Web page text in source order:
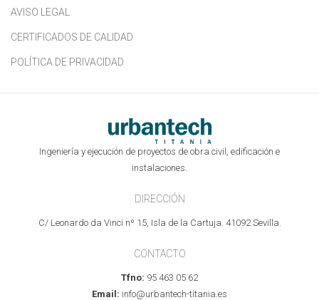
AVISO LEGAL
CERTIFICADOS DE CALIDAD
POLÍTICA DE PRIVACIDAD
Ingeniería y ejecución de proyectos de obra civil, edificación e
instalaciones.
DIRECCIÓN
C/ Leonardo da Vinci nº 15, Isla de la Cartuja. 41092 Sevilla.
CONTACTO
Tfno: 95 463 05 62
Email: info@urbantech-titania.es